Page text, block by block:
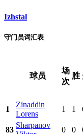
Izhstal
守门员词汇表
球员
场
次
胜
1
Zinaddin
Lorens
1 1
83
Sharpanov
0 0